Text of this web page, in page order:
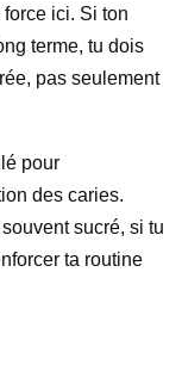
ici. Si ton
terme, tu dois
pas seulement
pour
des caries.
sucré, si tu
ta routine